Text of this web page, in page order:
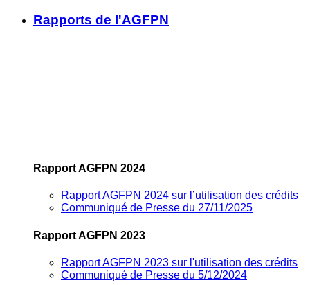
Rapports de l'AGFPN
Rapport AGFPN 2024
Rapport AGFPN 2024 sur l’utilisation des crédits
Communiqué de Presse du 27/11/2025
Rapport AGFPN 2023
Rapport AGFPN 2023 sur l'utilisation des crédits
Communiqué de Presse du 5/12/2024